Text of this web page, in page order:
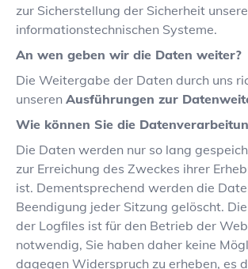
zur Sicherstellung der Sicherheit
informationstechnischen Systeme.
An wen geben wir die Daten weiter?
Die Weitergabe der Daten durch uns
unseren Ausführungen zur
Wie können Sie die
Die Daten werden nur so lang
zur Erreichung des Zweckes ihrer
ist. Dementsprechend werden die
Beendigung jeder Sitzung gelöscht.
der Logfiles ist für den Betrieb der
notwendig, Sie haben daher keine
dagegen Widerspruch zu erheben, es